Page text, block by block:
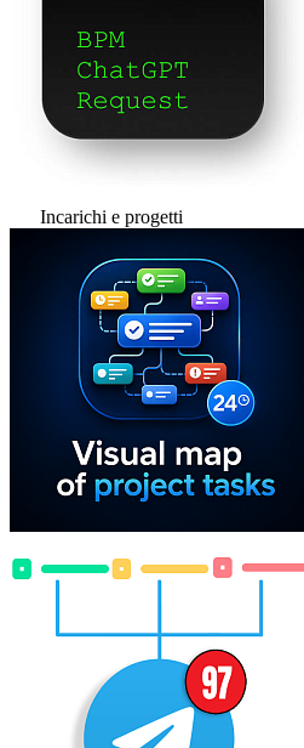
Incarichi e progetti